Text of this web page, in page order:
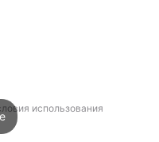
использования